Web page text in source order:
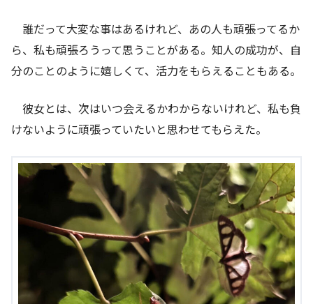
誰だって大変な事はあるけれど、あの人も頑張ってるか
ら、私も頑張ろうって思うことがある。知人の成功が、自
分のことのように嬉しくて、活力をもらえることもある。
彼女とは、次はいつ会えるかわからないけれど、私も負
けないように頑張っていたいと思わせてもらえた。